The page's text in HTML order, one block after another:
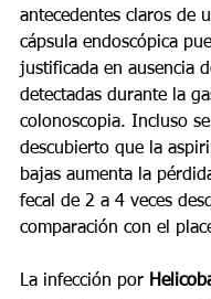
antecedentes claros de
cápsula endoscópica
justificada en ausencia
detectadas durante la
colonoscopia. Incluso
descubierto que la
bajas aumenta la
fecal de 2 a 4 veces
comparación con el
La infección por